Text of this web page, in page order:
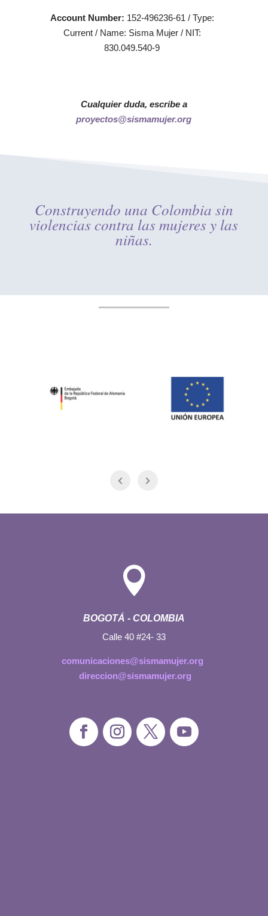
Account Number: 152-496236-61 / Type:
Current / Name: Sisma Mujer / NIT:
830.049.540-9
Cualquier duda, escribe a
proyectos@sismamujer.org
Construyendo una Colombia sin
violencias contra las mujeres y las
niñas.

BOGOTÁ - COLOMBIA
Calle 40 #24- 33
comunicaciones@sismamujer.org
direccion@sismamujer.org